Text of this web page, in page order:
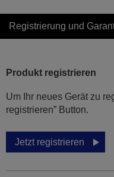
Registrierung und
Produkt registrieren
Um Ihr neues Gerät zu
registrieren” Button.
Jetzt registrieren